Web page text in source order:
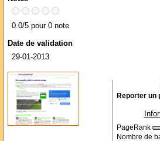
0.0/5 pour 0 note
Date de validation
29-01-2013
Reporter un
PageRank
Nombre de